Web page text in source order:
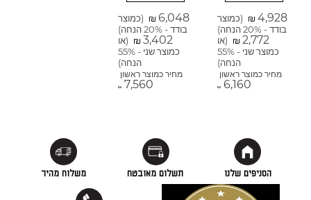
₪ 4,928
(כמוצר
בודד - 20% הנחה)
₪ 2,772
(או
כמוצר שני - 55%
הנחה)
מחיר כמוצר ראשון
₪ 6,160
₪ 6,048
(כמוצר
בודד - 20% הנחה)
₪ 3,402
(או
כמוצר שני - 55%
הנחה)
מחיר כמוצר ראשון
₪ 7,560
הסניפים שלנו תשלום מאובטח משלוח מהיר